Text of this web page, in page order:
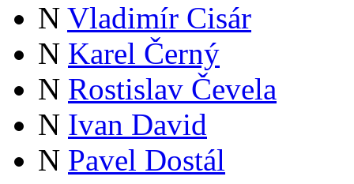
N Vladimír Cisár
N Karel Černý
N Rostislav Čevela
N Ivan David
N Pavel Dostál